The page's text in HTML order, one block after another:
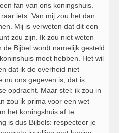
fan van ons koningshuis.
iets. Van mij zou het dan
Mij is verweten dat dit een
zou zijn. Ik zou niet weten
de Bijbel wordt namelijk gesteld
moet hebben. Het wil
dat ik de overheid niet
nu ons gegeven is, dat is
opdracht. Maar stel: ik zou in
zou ik prima voor een wet
het koningshuis af te
is dus Bijbels: respecteer je